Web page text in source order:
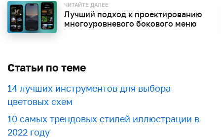
ЧИТАЙТЕ ДАЛЕЕ
Лучший подход к проектированию
многоуровневого бокового меню
Статьи по теме
​​14 лучших инструментов для выбора
цветовых схем
10 самых трендовых стилей иллюстрации в
2022 году